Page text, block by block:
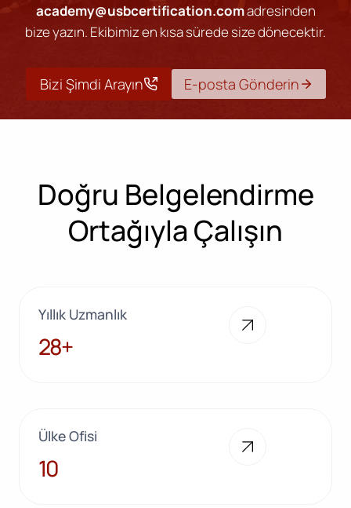
academy@usbcertification.comadresinden
bize yazın. Ekibimiz en kısa sürede size dönecektir.
Bizi Şimdi Arayın E-posta Gönderin
Doğru Belgelendirme
Ortağıyla Çalışın
Yıllık Uzmanlık
28+
28+
Ülke Ofisi
10
10